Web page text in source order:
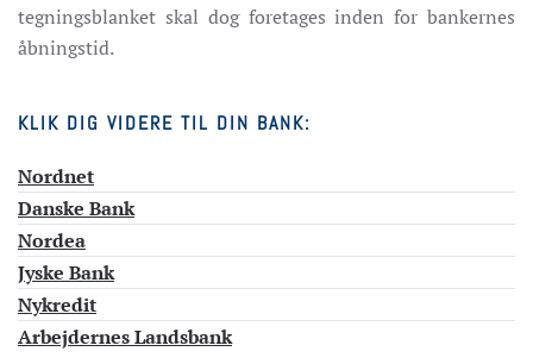
tegningsblanket skal dog foretages inden for bankernes
åbningstid.
KLIK DIG VIDERE TIL DIN BANK:
Nordnet
Danske Bank
Nordea
Jyske Bank
Nykredit
Arbejdernes Landsbank